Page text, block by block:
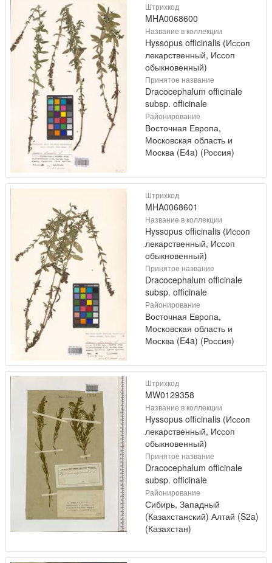
Штрихкод
MHA0068600
Название в коллекции
Hyssopus officinalis (Иссоп
лекарственный, Иссоп
обыкновенный)
Принятое название
Dracocephalum officinale
subsp. officinale
Районирование
Восточная Европа,
Московская область и
Москва (E4a) (Россия)
Штрихкод
MHA0068601
Название в коллекции
Hyssopus officinalis (Иссоп
лекарственный, Иссоп
обыкновенный)
Принятое название
Dracocephalum officinale
subsp. officinale
Районирование
Восточная Европа,
Московская область и
Москва (E4a) (Россия)
Штрихкод
MW0129358
Название в коллекции
Hyssopus officinalis (Иссоп
лекарственный, Иссоп
обыкновенный)
Принятое название
Dracocephalum officinale
subsp. officinale
Районирование
Сибирь, Западный
(Казахстанский) Алтай (S2a)
(Казахстан)